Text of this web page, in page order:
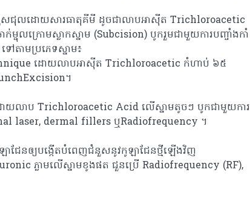
រជួសជុលដោយសារធាតុគីមី ដូចជាលាបអាស៊ីត Trichloroacetic
ជុលក្រោមស្លាកស្នាម (Subcision) បូករួមជាមួយការបញ្ចាំងកាំ
តាមប្រភេទស្នាម៖
ដោយលាបអាស៊ីត Trichloroacetic កំហាប់ ៦៥
។
ោយលាប Trichloroacetic Acid លើស្នាមតូចៗ បូកជាមួយការ
laser, dermal fillers ឬRadiofrequency ។
ាជែនឲ្យបង្កើតបំពេញជំនួសនូវកូឡាជែនថ្មីឡើងវិញ
ភ្លាមលើស្នាមខូងផត ជួនប្រើ Radiofrequency (RF),